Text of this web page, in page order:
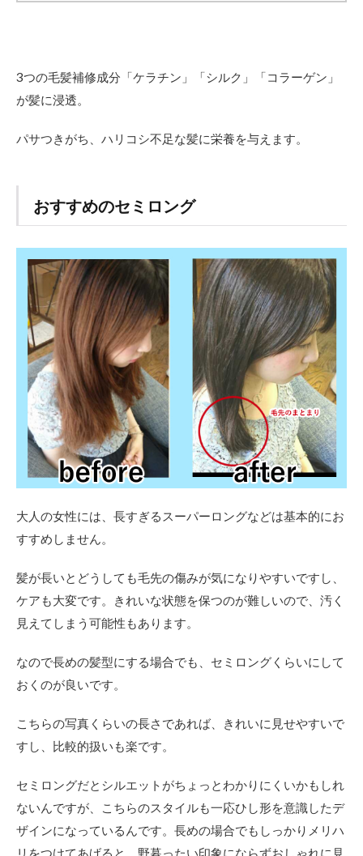
3つの毛髪補修成分「ケラチン」「シルク」「コラーゲン」
が髪に浸透。
パサつきがち、ハリコシ不足な髪に栄養を与えます。
おすすめのセミロング
大人の女性には、長すぎるスーパーロングなどは基本的にお
すすめしません。
髪が長いとどうしても毛先の傷みが気になりやすいですし、
ケアも大変です。きれいな状態を保つのが難しいので、汚く
見えてしまう可能性もあります。
なので長めの髪型にする場合でも、セミロングくらいにして
おくのが良いです。
こちらの写真くらいの長さであれば、きれいに見せやすいで
すし、比較的扱いも楽です。
セミロングだとシルエットがちょっとわかりにくいかもしれ
ないんですが、こちらのスタイルも一応ひし形を意識したデ
ザインになっているんです。長めの場合でもしっかりメリハ
リをつけてあげると、野暮ったい印象にならずおしゃれに見